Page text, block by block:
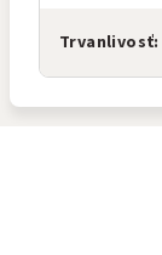
Trvanlivosť: